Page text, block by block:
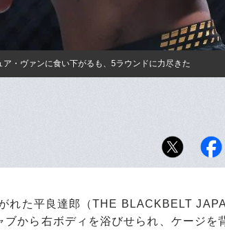
・ヴァンに食い下がるも、5ラウンドに力尽きた
た平良達郎（THE BLACKBELT
から右ボディを浴びせられ、ケージを